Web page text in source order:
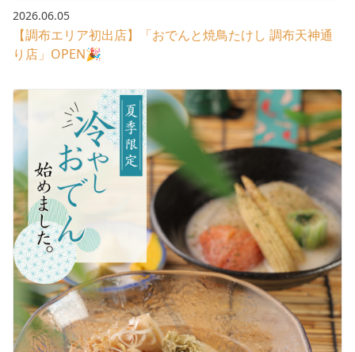
2026.06.05
【調布エリア初出店】「おでんと焼鳥たけし 調布天神通
り店」OPEN🎉